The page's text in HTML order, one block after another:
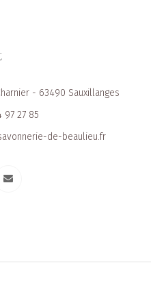
- 63490 Sauxillanges
97 27 85
de-beaulieu.fr